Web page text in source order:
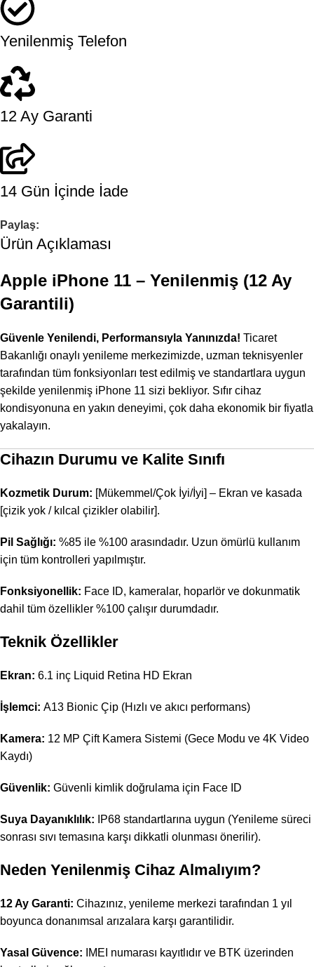
Yenilenmiş Telefon
12 Ay Garanti
14 Gün İçinde İade
Paylaş:
Ürün Açıklaması
Apple iPhone 11 – Yenilenmiş (12 Ay
Garantili)
Güvenle Yenilendi, Performansıyla Yanınızda! Ticaret
Bakanlığı onaylı yenileme merkezimizde, uzman teknisyenler
tarafından tüm fonksiyonları test edilmiş ve standartlara uygun
şekilde yenilenmiş iPhone 11 sizi bekliyor. Sıfır cihaz
kondisyonuna en yakın deneyimi, çok daha ekonomik bir fiyatla
yakalayın.
Cihazın Durumu ve Kalite Sınıfı
Kozmetik Durum: [Mükemmel/Çok İyi/İyi] – Ekran ve kasada
[çizik yok / kılcal çizikler olabilir].
Pil Sağlığı: %85 ile %100 arasındadır. Uzun ömürlü kullanım
için tüm kontrolleri yapılmıştır.
Fonksiyonellik: Face ID, kameralar, hoparlör ve dokunmatik
dahil tüm özellikler %100 çalışır durumdadır.
Teknik Özellikler
Ekran: 6.1 inç Liquid Retina HD Ekran
İşlemci: A13 Bionic Çip (Hızlı ve akıcı performans)
Kamera: 12 MP Çift Kamera Sistemi (Gece Modu ve 4K Video
Kaydı)
Güvenlik: Güvenli kimlik doğrulama için Face ID
Suya Dayanıklılık: IP68 standartlarına uygun (Yenileme süreci
sonrası sıvı temasına karşı dikkatli olunması önerilir).
Neden Yenilenmiş Cihaz Almalıyım?
12 Ay Garanti: Cihazınız, yenileme merkezi tarafından 1 yıl
boyunca donanımsal arızalara karşı garantilidir.
Yasal Güvence: IMEI numarası kayıtlıdır ve BTK üzerinden